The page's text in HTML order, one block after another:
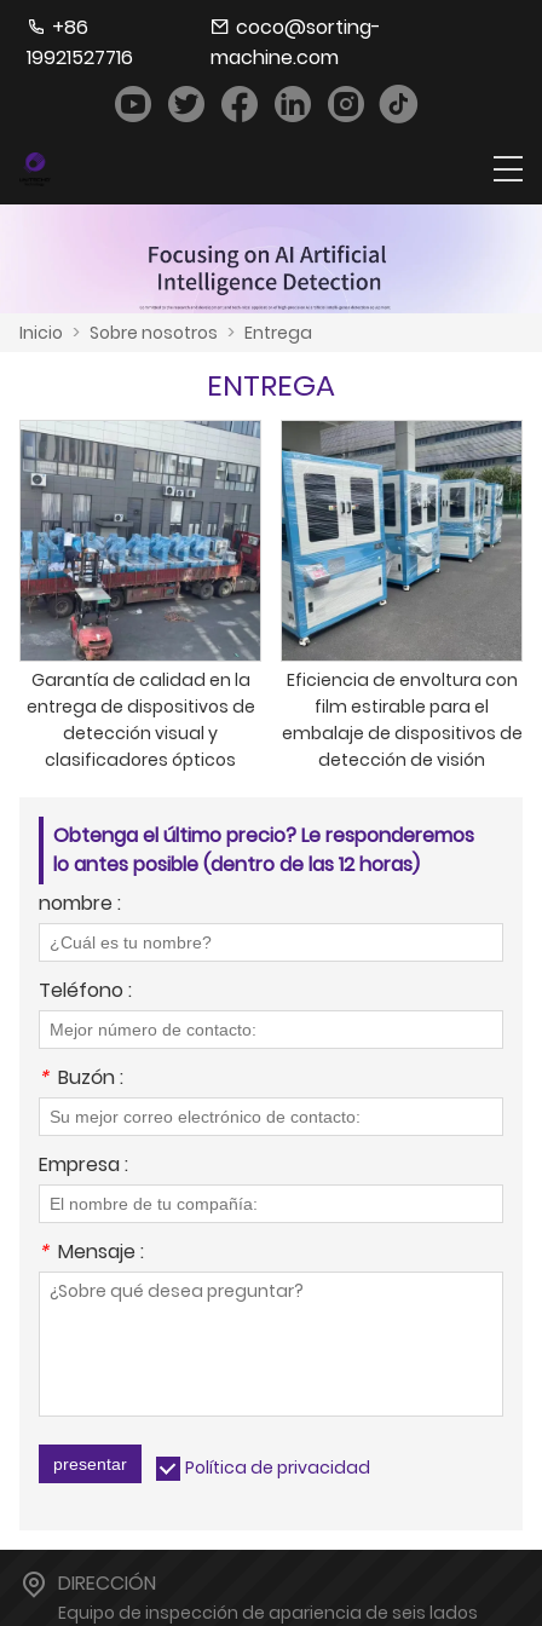
+86
19921527716
coco@sorting-
machine.com
Inicio > Sobre nosotros > Entrega
ENTREGA
Garantía de calidad en la
entrega de dispositivos de
detección visual y
clasificadores ópticos
Eficiencia de envoltura con
film estirable para el
embalaje de dispositivos de
detección de visión
Obtenga el último precio? Le responderemos
lo antes posible (dentro de las 12 horas)
nombre :
Teléfono :
* Buzón :
Empresa :
* Mensaje :
presentar Política de privacidad
DIRECCIÓN
Equipo de inspección de apariencia de seis lados